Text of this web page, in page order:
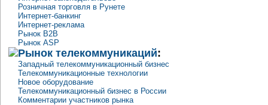
Розничная торговля в Рунете
Интернет-банкинг
Интернет-реклама
Рынок B2B
Рынок ASP
Рынок телекоммуникаций:
Западный телекоммуникационный бизнес
Телекоммуникационные технологии
Новое оборудование
Телекоммуникационный бизнес в России
Комментарии участников рынка